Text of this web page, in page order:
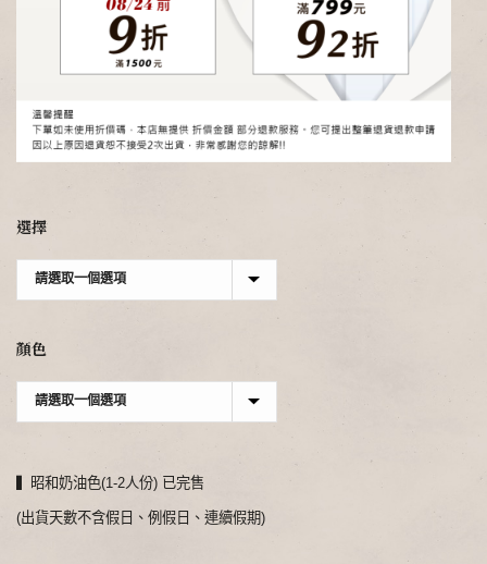
選擇
顏色
▍昭和奶油色(1-2人份) 已完售
(出貨天數不含假日、例假日、連續假期)